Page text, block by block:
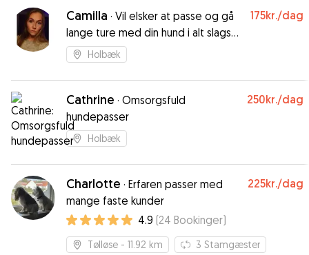
billeder og hilsner hver dag. Han har haft
overskud til at lege og lære Bella nye tricks. Vi
har været meget trygge og har fået en rigtig
glad hund hjem. Vi vil helt klart bruge Peter en
anbefalinger.”
Camilla · Vil elsker at passe og gå
lange ture med din hund i alt slags
vejr
175kr./dag
Holbæk
Cathrine · Omsorgsfuld
hundepasser
250kr./dag
Holbæk
Charlotte · Erfaren passer med
mange faste kunder
225kr./dag
4.9 (24 Bookinger)
Tølløse - 11.92 km 3 Stamgæster